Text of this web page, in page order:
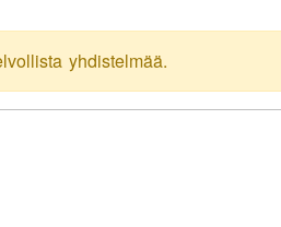
yhdistelmää.